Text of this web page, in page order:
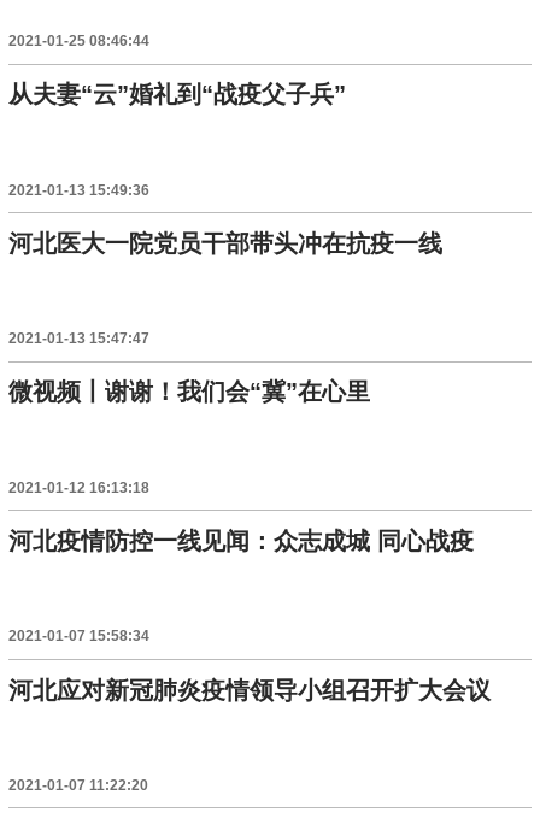
2021-01-25 08:46:44
从夫妻“云”婚礼到“战疫父子兵”
2021-01-13 15:49:36
河北医大一院党员干部带头冲在抗疫一线
2021-01-13 15:47:47
微视频丨谢谢！我们会“冀”在心里
2021-01-12 16:13:18
河北疫情防控一线见闻：众志成城 同心战疫
2021-01-07 15:58:34
河北应对新冠肺炎疫情领导小组召开扩大会议
2021-01-07 11:22:20